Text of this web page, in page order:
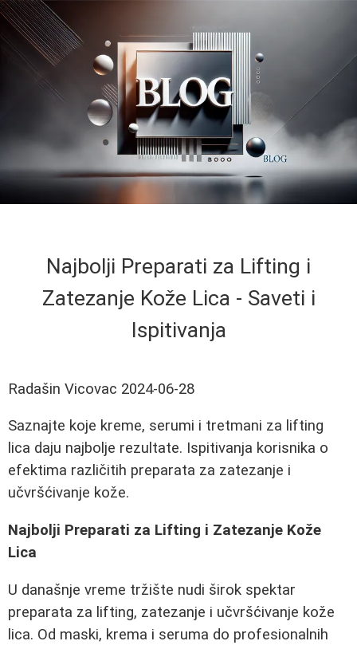
Najbolji Preparati za Lifting i
Zatezanje Kože Lica - Saveti i
Ispitivanja
Radašin Vicovac 2024-06-28
Saznajte koje kreme, serumi i tretmani za lifting
lica daju najbolje rezultate. Ispitivanja korisnika o
efektima različitih preparata za zatezanje i
učvršćivanje kože.
Najbolji Preparati za Lifting i Zatezanje Kože
Lica
U današnje vreme tržište nudi širok spektar
preparata za lifting, zatezanje i učvršćivanje kože
lica. Od maski, krema i seruma do profesionalnih